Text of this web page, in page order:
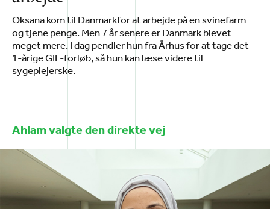
Oksana kom til Danmarkfor at arbejde på en svinefarm
og tjene penge. Men 7 år senere er Danmark blevet
meget mere. I dag pendler hun fra Århus for at tage det
1-årige GIF-forløb, så hun kan læse videre til
sygeplejerske.
Ahlam valgte den direkte vej